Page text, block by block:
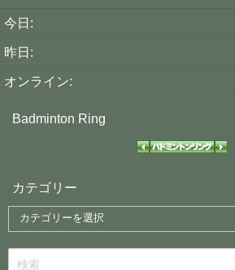
今日:
昨日:
オンライン:
Badminton Ring
カテゴリー